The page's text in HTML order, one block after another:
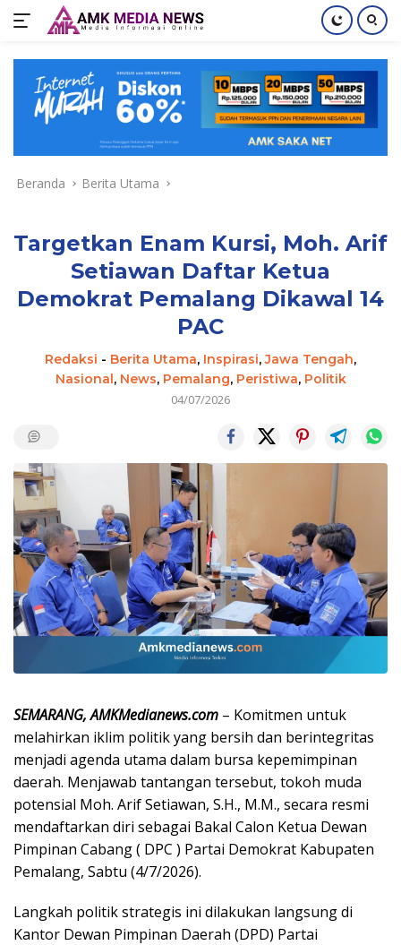
konten
Beranda Berita Utama
Targetkan Enam Kursi, Moh. Arif
Setiawan Daftar Ketua
Demokrat Pemalang Dikawal 14
PAC
Redaksi - Berita Utama, Inspirasi,Jawa Tengah,
Nasional, News, Pemalang, Peristiwa, Politik
04/07/2026
SEMARANG, AMKMedianews.com – Komitmen untuk
melahirkan iklim politik yang bersih dan berintegritas
menjadi agenda utama dalam bursa kepemimpinan
daerah. Menjawab tantangan tersebut, tokoh muda
potensial Moh. Arif Setiawan, S.H., M.M., secara resmi
mendaftarkan diri sebagai Bakal Calon Ketua Dewan
Pimpinan Cabang ( DPC ) Partai Demokrat Kabupaten
Pemalang, Sabtu (4/7/2026).
​Langkah politik strategis ini dilakukan langsung di
Kantor Dewan Pimpinan Daerah (DPD) Partai